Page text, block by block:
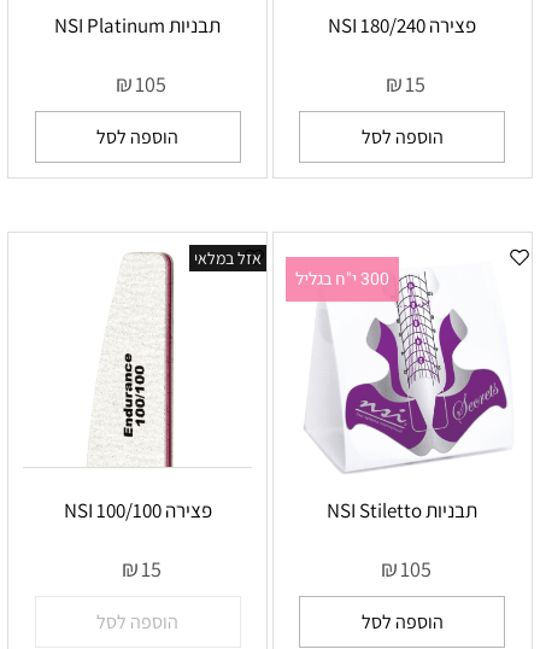
פצירה 180/240 NSI
₪15
הוספה לסל
תבניות NSI Platinum
₪105
הוספה לסל
300 י"ח בגליל
תבניות NSI Stiletto
₪105
הוספה לסל
אזל במלאי
פצירה 100/100 NSI
₪15
הוספה לסל